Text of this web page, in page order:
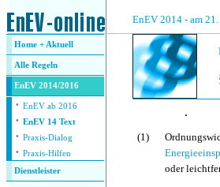
EnEV 2014 - am
Home + Aktuell
Alle Regeln
EnEV 2014/2016
· EnEV ab 2016
· EnEV 14 Text
· Praxis-Dialog
· Praxis-Hilfen
Dienstleister
.
(1)
oder